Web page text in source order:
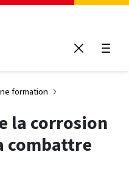
formation
la corrosion
combattre